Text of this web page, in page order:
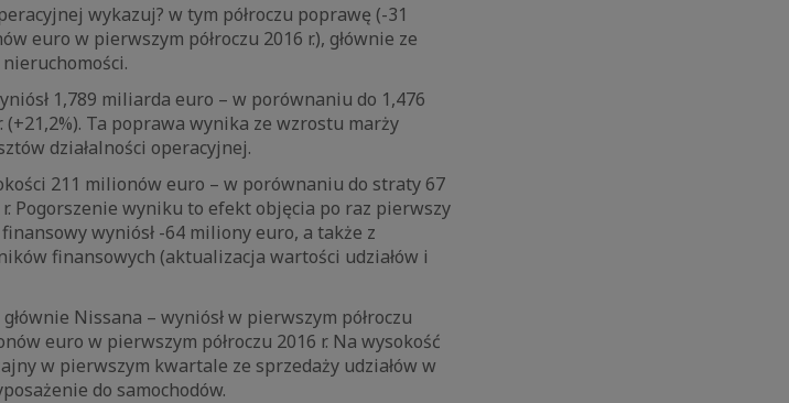
wykazuj? w tym półroczu poprawę (-31
euro w pierwszym półroczu 2016 r.), głównie ze
1,789 miliarda euro – w porównaniu do 1,476
Ta poprawa wynika ze wzrostu marży
działalności operacyjnej.
211 milionów euro – w porównaniu do straty 67
Pogorszenie wyniku to efekt objęcia po raz pierwszy
wyniósł -64 miliony euro, a także z
finansowych (aktualizacja wartości udziałów i
Nissana – wyniósł w pierwszym półroczu
euro w pierwszym półroczu 2016 r. Na wysokość
w pierwszym kwartale ze sprzedaży udziałów w
do samochodów.